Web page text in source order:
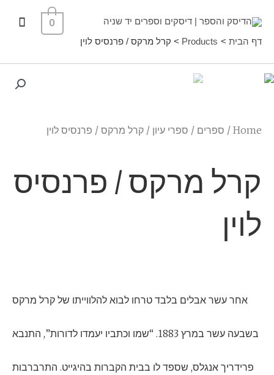
0
דף הבית Products קרל מרקס / פרנסיס לוין
Home
/ ספרים / ספרי עיון / קרל מרקס / פרנסיס לוין
קרל מרקס / פרנסיס
לוין
אחר עשר אבלים בלבד טרחו לבוא להלווייתו של קרל מרקס
בשבעה עשר במרץ 1883. “שמו וכתביו יעמדו לדורות”, התנבא
פרידריך אנגלס, שספד לו בבית הקברות בהיגייט. התרברבות